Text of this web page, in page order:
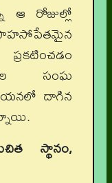
ఆ రోజుల్లో
గల సంఘ
ఆయనలో దాగిన
స్థానం,